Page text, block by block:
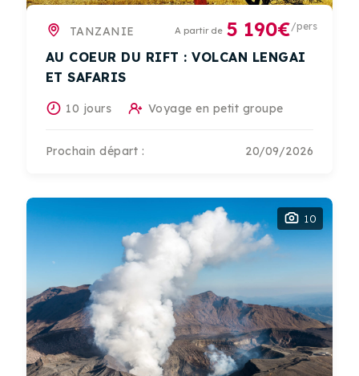
TANZANIE A partir de 5 190€/pers
AU COEUR DU RIFT : VOLCAN LENGAI
ET SAFARIS
10 jours Voyage en petit groupe
Prochain départ : 20/09/2026
10